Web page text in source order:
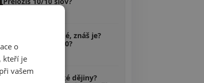
Kvíz: Pověsti české, znáš je?
Poznáš aspoň 5/10?
58 komentářů
Kvíz: Zvládáš české dějiny?
o
kteří je
vašem